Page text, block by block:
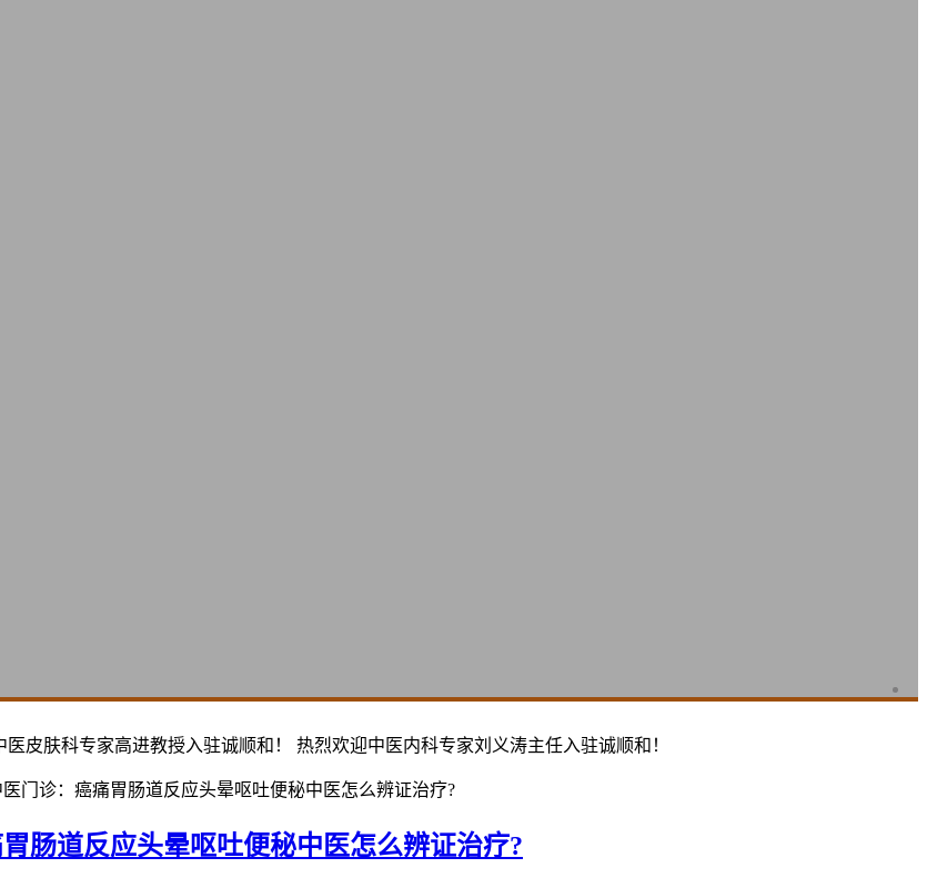
皮肤科专家高进教授入驻诚顺和！ 热烈欢迎中医内科专家刘义涛主任入驻诚顺和！
门诊：癌痛胃肠道反应头晕呕吐便秘中医怎么辨证治疗?
肠道反应头晕呕吐便秘中医怎么辨证治疗?